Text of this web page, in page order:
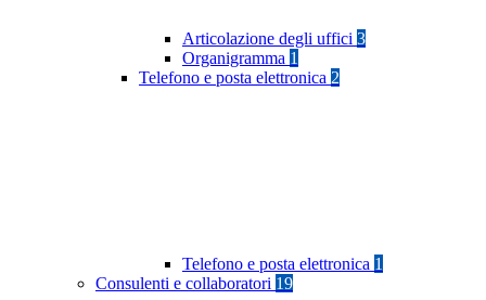
Articolazione degli uffici 3
Organigramma 1
Telefono e posta elettronica 2
Telefono e posta elettronica 1
Consulenti e collaboratori 19